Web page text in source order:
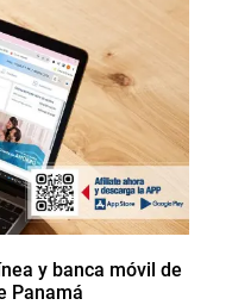
y banca móvil de
Panamá